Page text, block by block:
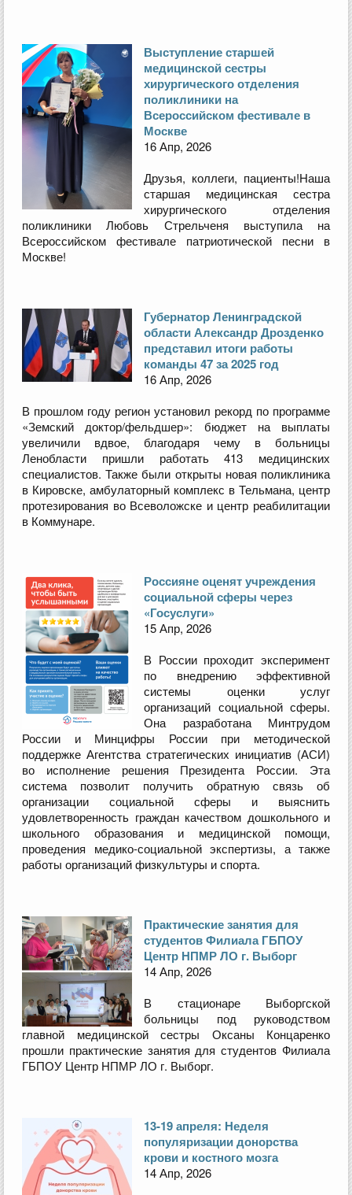
Выступление старшей
медицинской сестры
хирургического отделения
поликлиники на
Всероссийском фестивале в
Москве
16 Апр, 2026
Друзья, коллеги, пациенты!Наша
старшая медицинская сестра
хирургического отделения
поликлиники Любовь Стрельченя выступила на
Всероссийском фестивале патриотической песни в
Москве!
Губернатор Ленинградской
области Александр Дрозденко
представил итоги работы
команды 47 за 2025 год
16 Апр, 2026
В прошлом году регион установил рекорд по программе
«Земский доктор/фельдшер»: бюджет на выплаты
увеличили вдвое, благодаря чему в больницы
Ленобласти пришли работать 413 медицинских
специалистов. Также были открыты новая поликлиника
в Кировске, амбулаторный комплекс в Тельмана, центр
протезирования во Всеволожске и центр реабилитации
в Коммунаре.
Россияне оценят учреждения
социальной сферы через
«Госуслуги»
15 Апр, 2026
В России проходит эксперимент
по внедрению эффективной
системы оценки услуг
организаций социальной сферы.
Она разработана Минтрудом
России и Минцифры России при методической
поддержке Агентства стратегических инициатив (АСИ)
во исполнение решения Президента России. Эта
система позволит получить обратную связь об
организации социальной сферы и выяснить
удовлетворенность граждан качеством дошкольного и
школьного образования и медицинской помощи,
проведения медико-социальной экспертизы, а также
работы организаций физкультуры и спорта.
Практические занятия для
студентов Филиала ГБПОУ
Центр НПМР ЛО г. Выборг
14 Апр, 2026
В стационаре Выборгской
больницы под руководством
главной медицинской сестры Оксаны Концаренко
прошли практические занятия для студентов Филиала
ГБПОУ Центр НПМР ЛО г. Выборг.
13-19 апреля: Неделя
популяризации донорства
крови и костного мозга
14 Апр, 2026